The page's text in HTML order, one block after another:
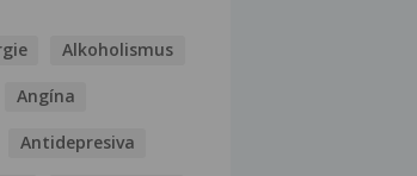
Alkoholismus
Angína
Antidepresiva